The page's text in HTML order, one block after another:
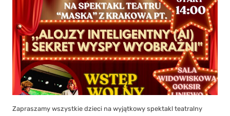
Zapraszamy wszystkie dzieci na wyjątkowy spektakl teatralny